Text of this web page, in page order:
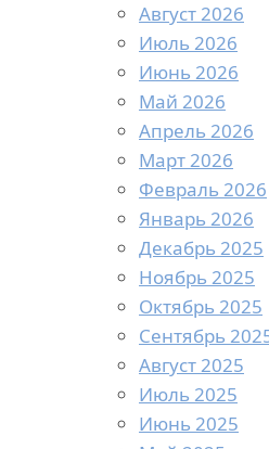
Август 2026
Июль 2026
Июнь 2026
Май 2026
Апрель 2026
Март 2026
Февраль 2026
Январь 2026
Декабрь 2025
Ноябрь 2025
Октябрь 2025
Сентябрь
Август 2025
Июль 2025
Июнь 2025